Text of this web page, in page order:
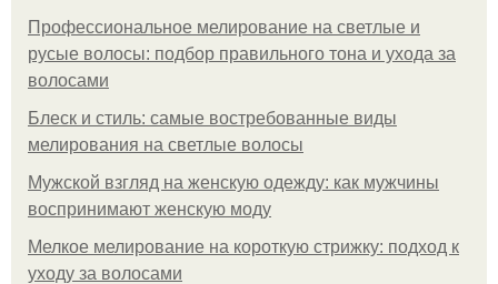
Профессиональное мелирование на светлые и
русые волосы: подбор правильного тона и ухода за
волосами
Блеск и стиль: самые востребованные виды
мелирования на светлые волосы
Мужской взгляд на женскую одежду: как мужчины
воспринимают женскую моду
Мелкое мелирование на короткую стрижку: подход к
уходу за волосами